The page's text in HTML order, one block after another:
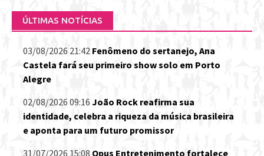
ÚLTIMAS NOTÍCIAS
03/08/2026 21:42 Fenômeno do sertanejo, Ana
Castela fará seu primeiro show solo em Porto
Alegre
02/08/2026 09:16 João Rock reafirma sua
identidade, celebra a riqueza da música brasileira
e aponta para um futuro promissor
31/07/2026 15:08 Opus Entretenimento fortalece